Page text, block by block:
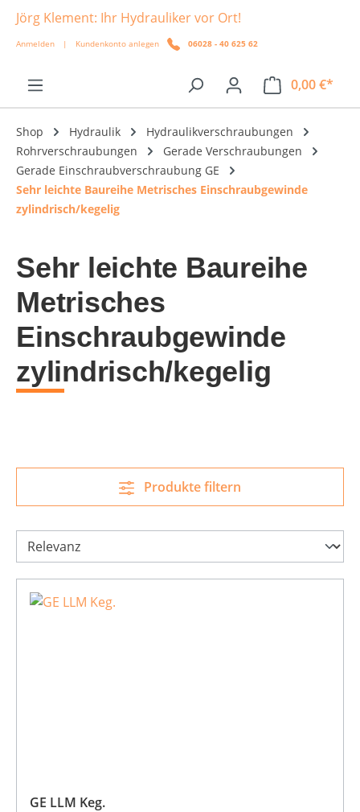
springen
Jörg Klement: Ihr Hydrauliker vor Ort!
Anmelden | Kundenkonto anlegen 06028 - 40 625 62
0,00 €*
Shop Hydraulik
Hydraulikverschraubungen
Rohrverschraubungen
Gerade Verschraubungen
Gerade Einschraubverschraubung GE
Sehr leichte Baureihe Metrisches Einschraubgewinde
zylindrisch/kegelig
Sehr leichte Baureihe
Metrisches
Einschraubgewinde
zylindrisch/kegelig
Produkte filtern
GE LLM Keg.